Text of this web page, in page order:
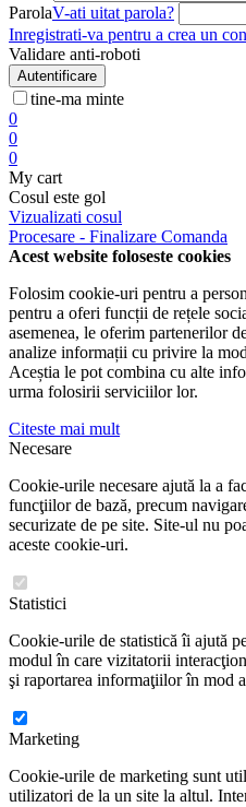
ParolaV-ati uitat parola?
Inregistrati-va pentru a crea un
Validare anti-roboti
Autentificare
tine-ma minte
0
0
0
My cart
Cosul este gol
Vizualizati cosul
Procesare - Finalizare Comanda
Acest website foloseste cookies
Folosim cookie-uri pentru a
pentru a oferi funcții de rețele
asemenea, le oferim partenerilor
analize informații cu privire la
Aceștia le pot combina cu alte
urma folosirii serviciilor lor.
Citeste mai mult
Necesare
Cookie-urile necesare ajută la a
funcţiilor de bază, precum
securizate de pe site. Site-ul nu
aceste cookie-uri.
Statistici
Cookie-urile de statistică îi ajută
modul în care vizitatorii
şi raportarea informaţiilor în mod
Marketing
Cookie-urile de marketing sunt
utilizatori de la un site la altul.